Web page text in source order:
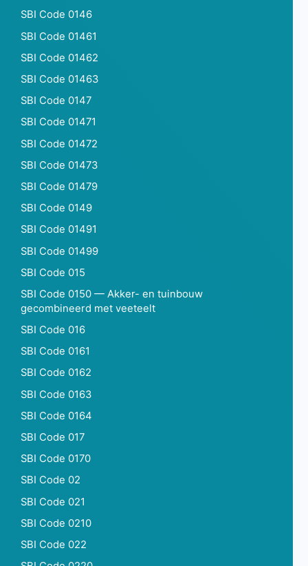
SBI Code 0146
SBI Code 01461
SBI Code 01462
SBI Code 01463
SBI Code 0147
SBI Code 01471
SBI Code 01472
SBI Code 01473
SBI Code 01479
SBI Code 0149
SBI Code 01491
SBI Code 01499
SBI Code 015
SBI Code 0150 — Akker- en tuinbouw
gecombineerd met veeteelt
SBI Code 016
SBI Code 0161
SBI Code 0162
SBI Code 0163
SBI Code 0164
SBI Code 017
SBI Code 0170
SBI Code 02
SBI Code 021
SBI Code 0210
SBI Code 022